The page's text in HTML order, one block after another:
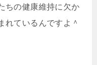
ちの健康維持に欠か
れているんですよ＾